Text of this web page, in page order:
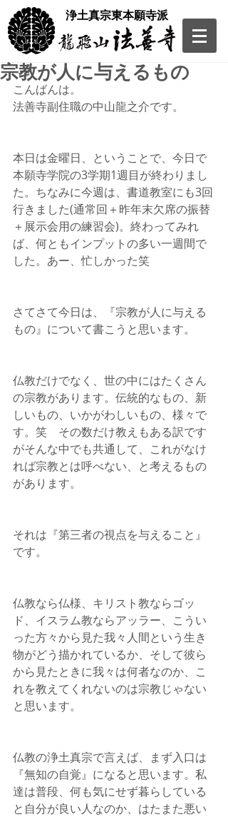
​浄土真宗東本願寺派
宗教が人に与えるもの
こんばんは。
法善寺副住職の中山龍之介です。
本日は金曜日、ということで、今日で
本願寺学院の3学期1週目が終わりまし
た。ちなみに今週は、書道教室にも3回
行きました(通常回＋昨年末欠席の振替
＋展示会用の練習会)。終わってみれ
ば、何ともインプットの多い一週間で
した。あー、忙しかった笑
さてさて今日は、『宗教が人に与える
もの』について書こうと思います。
仏教だけでなく、世の中にはたくさん
の宗教があります。伝統的なもの、新
しいもの、いかがわしいもの、様々で
す。笑　その数だけ教えもある訳です
がそんな中でも共通して、これがなけ
れば宗教とは呼べない、と考えるもの
があります。
それは『第三者の視点を与えること』
です。
仏教なら仏様、キリスト教ならゴッ
ド、イスラム教ならアッラー、こうい
った方々から見た我々人間という生き
物がどう描かれているか、そして彼ら
から見たときに我々は何者なのか、こ
れを教えてくれないのは宗教じゃない
と思います。
仏教の浄土真宗で言えば、まず入口は
『無知の自覚』になると思います。私
達は普段、何も気にせず暮らしている
と自分が良い人なのか、はたまた悪い